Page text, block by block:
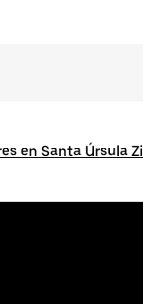
en Santa Úrsula